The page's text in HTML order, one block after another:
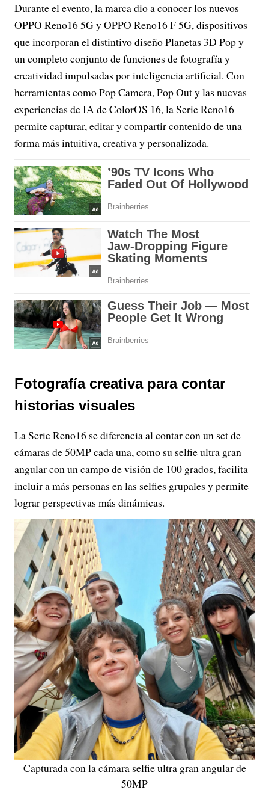
Durante el evento, la marca dio a conocer los nuevos
OPPO Reno16 5G y OPPO Reno16 F 5G, dispositivos
que incorporan el distintivo diseño Planetas 3D Pop y
un completo conjunto de funciones de fotografía y
creatividad impulsadas por inteligencia artificial. Con
herramientas como Pop Camera, Pop Out y las nuevas
experiencias de IA de ColorOS 16, la Serie Reno16
permite capturar, editar y compartir contenido de una
forma más intuitiva, creativa y personalizada.
Fotografía creativa para contar
historias visuales
La Serie Reno16 se diferencia al contar con un set de
cámaras de 50MP cada una, como su selfie ultra gran
angular con un campo de visión de 100 grados, facilita
incluir a más personas en las selfies grupales y permite
lograr perspectivas más dinámicas.
Capturada con la cámara selfie ultra gran angular de
50MP